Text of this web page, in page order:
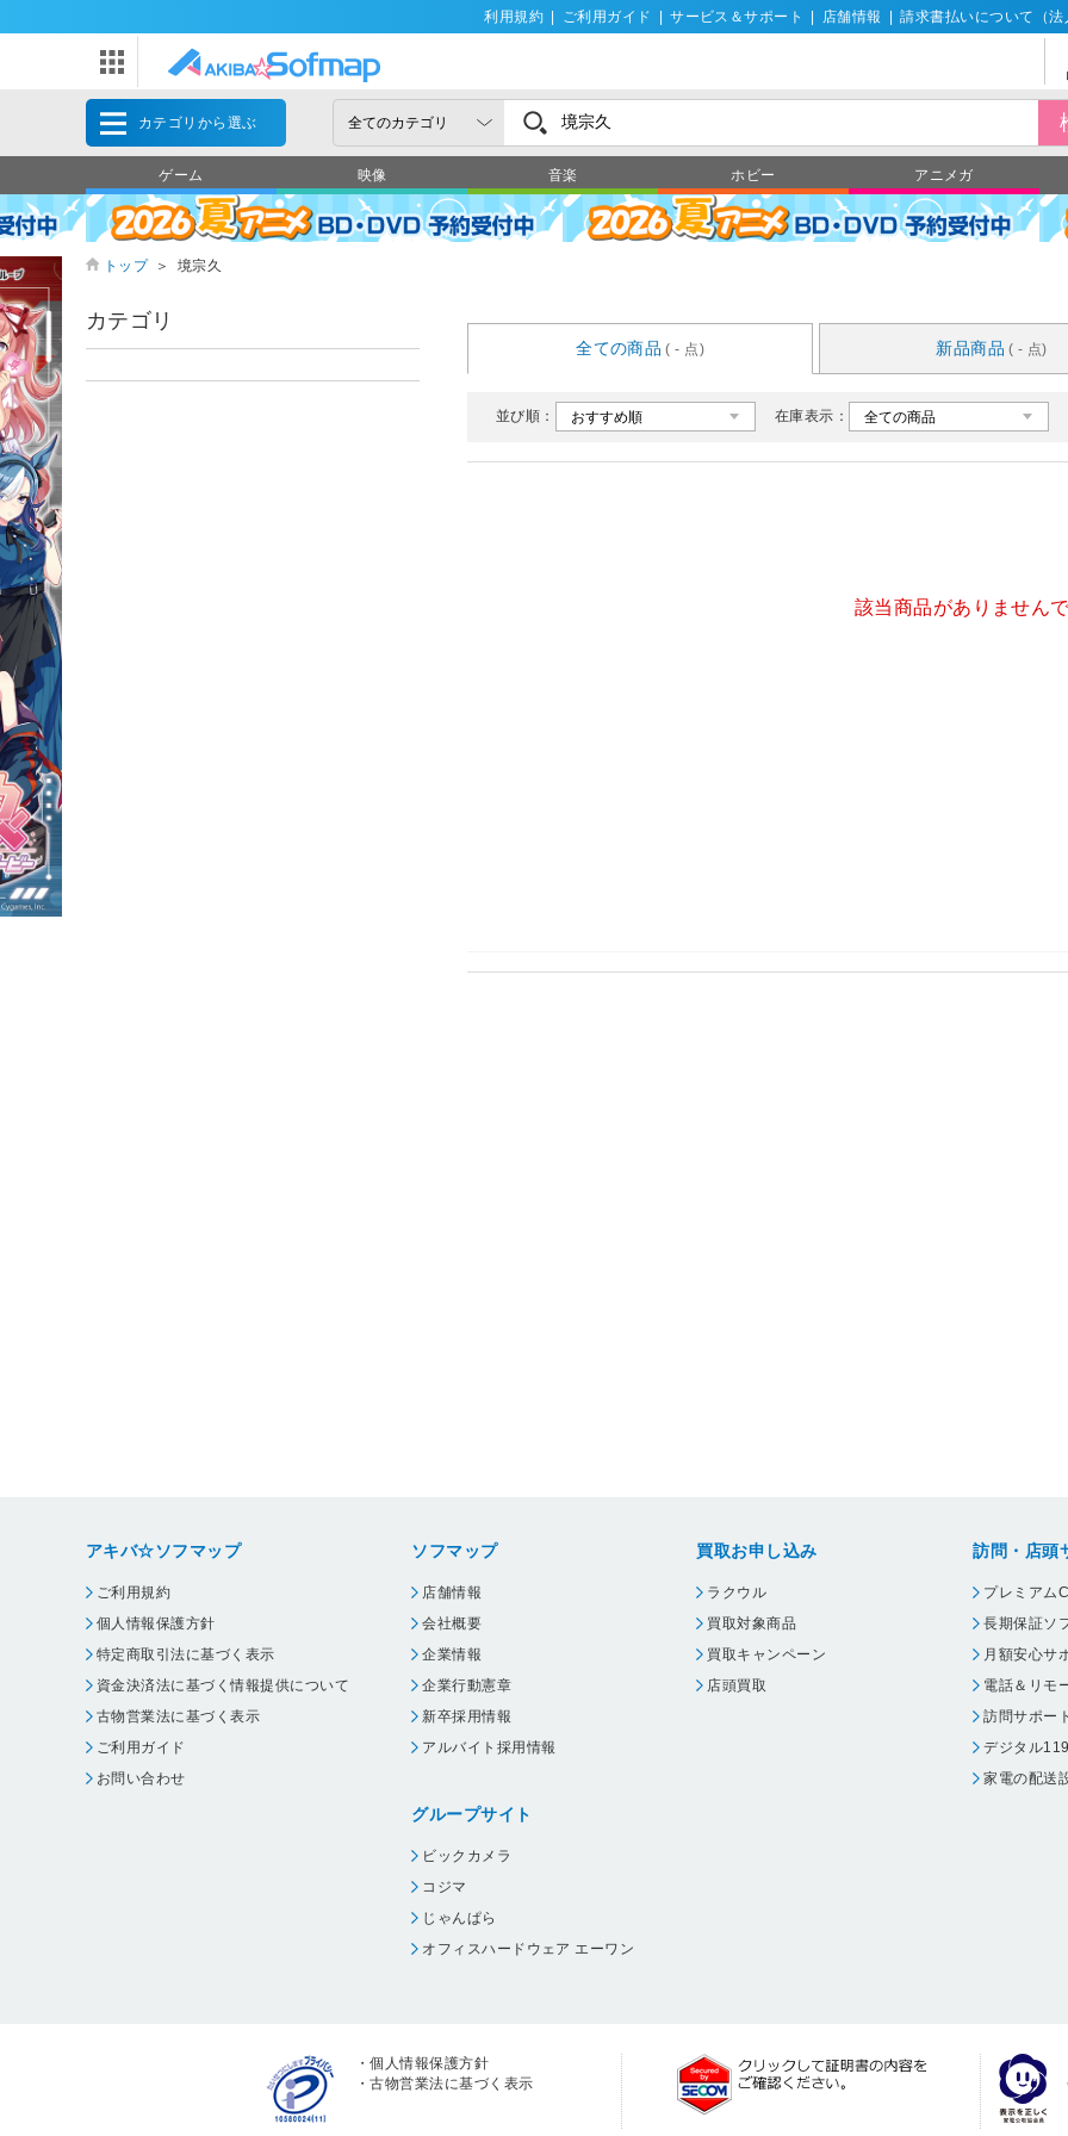
利用規約 ご利用ガイド サービス＆サポート 店舗情報 請求書払いについて（法
カテゴリから選ぶ
ゲーム 映像 音楽 ホビー アニメガ
トップ ＞ 境宗久
全ての商品 ( - 点) 新品商品 ( - 点)
並び順： 在庫表示：
該当商品がありません
カテゴリ
アキバ☆ソフマップ
ご利用規約
個人情報保護方針
特定商取引法に基づく表示
資金決済法に基づく情報提供について
古物営業法に基づく表示
ご利用ガイド
お問い合わせ
ソフマップ
店舗情報
会社概要
企業情報
企業行動憲章
新卒採用情報
アルバイト採用情報
グループサイト
ビックカメラ
コジマ
じゃんぱら
オフィスハードウェア エーワン
買取お申し込み
ラクウル
買取対象商品
買取キャンペーン
店頭買取
訪問・店頭
プレミアム
長期保証ソ
月額安心サ
電話＆リモ
訪問サポー
デジタル
家電の配送
・個人情報保護方針
・古物営業法に基づく表示